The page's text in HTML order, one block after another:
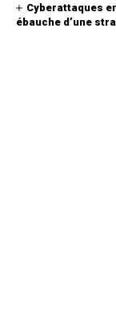
Cyberattaques
ébauche d’une